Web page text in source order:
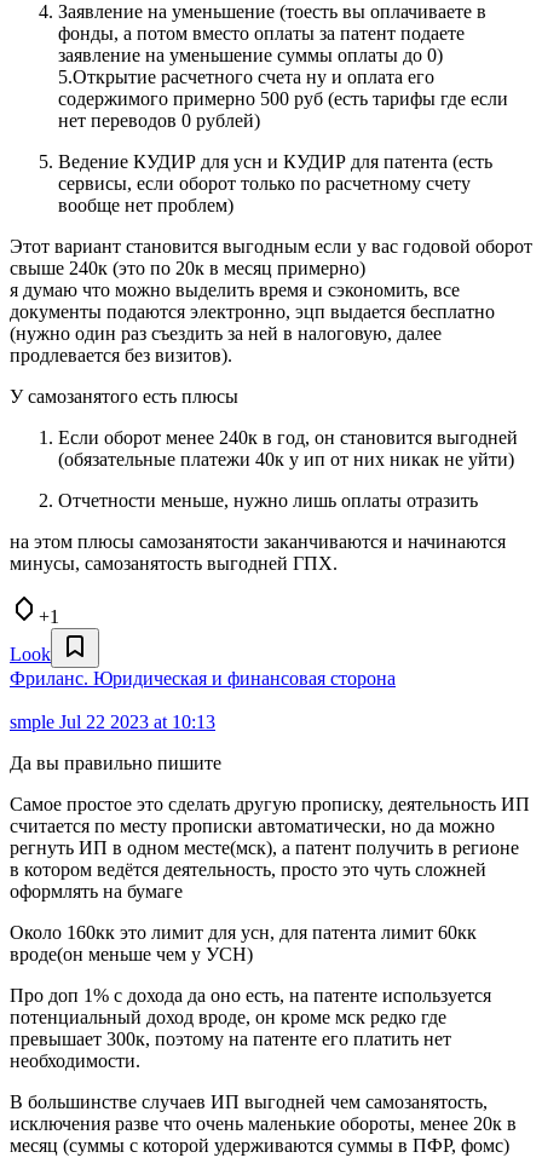
Заявление на уменьшение (тоесть вы оплачиваете в
фонды, а потом вместо оплаты за патент подаете
заявление на уменьшение суммы оплаты до 0)
5.Открытие расчетного счета ну и оплата его
содержимого примерно 500 руб (есть тарифы где если
нет переводов 0 рублей)
Ведение КУДИР для усн и КУДИР для патента (есть
сервисы, если оборот только по расчетному счету
вообще нет проблем)
Этот вариант становится выгодным если у вас годовой оборот
свыше 240к (это по 20к в месяц примерно)
я думаю что можно выделить время и сэкономить, все
документы подаются электронно, эцп выдается бесплатно
(нужно один раз съездить за ней в налоговую, далее
продлевается без визитов).
У самозанятого есть плюсы
Если оборот менее 240к в год, он становится выгодней
(обязательные платежи 40к у ип от них никак не уйти)
Отчетности меньше, нужно лишь оплаты отразить
на этом плюсы самозанятости заканчиваются и начинаются
минусы, самозанятость выгодней ГПХ.
+1
Look
Фриланс. Юридическая и финансовая сторона
smple Jul 22 2023 at 10:13
Да вы правильно пишите
Самое простое это сделать другую прописку, деятельность ИП
считается по месту прописки автоматически, но да можно
регнуть ИП в одном месте(мск), а патент получить в регионе
в котором ведётся деятельность, просто это чуть сложней
оформлять на бумаге
Около 160кк это лимит для усн, для патента лимит 60кк
вроде(он меньше чем у УСН)
Про доп 1% с дохода да оно есть, на патенте используется
потенциальный доход вроде, он кроме мск редко где
превышает 300к, поэтому на патенте его платить нет
необходимости.
В большинстве случаев ИП выгодней чем самозанятость,
исключения разве что очень маленькие обороты, менее 20к в
месяц (суммы с которой удерживаются суммы в ПФР, фомс)